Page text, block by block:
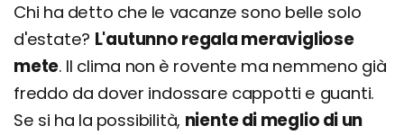
Chi ha detto che le vacanze sono belle solo
d'estate? L'autunno regala meravigliose
mete. Il clima non è rovente ma nemmeno già
freddo da dover indossare cappotti e guanti.
Se si ha la possibilità, niente di meglio di un